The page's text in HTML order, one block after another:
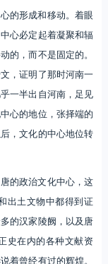
的形成和移动。着眼
心必定起着凝聚和辐
的，而不是固定的。
，证明了那时河南一
一半出自河南，足见
心的地位，张择端的
，文化的中心地位转
的政治文化中心，这
出土文物中都得到证
的汉家陵阙，以及唐
史在内的各种文献资
着曾经有过的辉煌。